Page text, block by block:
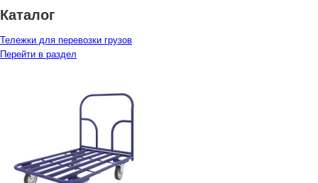
Каталог
Тележки для перевозки грузов
Перейти в раздел